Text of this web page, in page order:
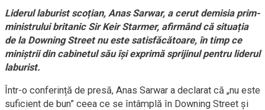
Liderul laburist scoțian, Anas Sarwar, a cerut demisia prim-
ministrului britanic Sir Keir Starmer, afirmând că situația
de la Downing Street nu este satisfăcătoare, în timp ce
miniștrii din cabinetul său își exprimă sprijinul pentru liderul
laburist.
Într-o conferință de presă, Anas Sarwar a declarat că „nu este
suficient de bun” ceea ce se întâmplă în Downing Street și